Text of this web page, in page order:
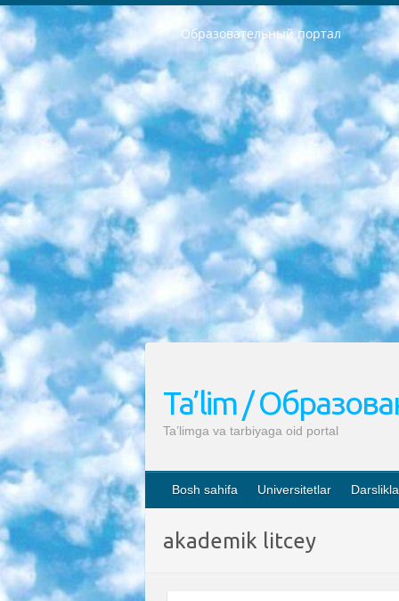
Образовательный портал
РЕСПУБЛИКА УЗБЕКИСТАН МИНИСТРЕРСТВО ДОШКОЛЬНОГО И ШКОЛЬНОГО ОБРАЗОВАНИЯ КОМАНДА в общеобразовательных учреждениях в 2023-2024 учебном году организация и проведение итоговой государственной аттестации обучающихся о Министра дошкольного и школьного образования Республики Узбекистан от 4 марта 2008 года (постановлением Минюста от 20 марта 2008 года № 1778 государственной регистрации) «Итоговое состояние учащихся общего среднего образования на основании положения об утверждении положения об аттестации общего среднего образования выпускной экзамен студентов в образовательных учреждениях в 2023-2024 учебном году В целях организации и прохождения аттестации приказываю: 1. Следующее: перечень предметов, по которым будет проводиться итоговая государственная аттестация и экзамен формы перевода согласно приложению 1; сертификаты международного образца, оценивающие уровень владения иностранными языками перечень согласно приложению 2; 2. Педагогический при специализированных образовательных учреждениях. научно-практический центр квалификации и международной оценки (Д.Давидова) 2024 г. До 25 марта: задания по предметам, по которым будет проводиться итоговая аттестация разработка и утверждение технических условий; итоговая аттестация на основании разработанного предметного задания разработка вопросов по предметам (устно и письменно), экзамен передача; общеобразовательные средние школы и специальные учебные заведения учащиеся выпускных классов школ и интернатов в агентской системе подготовка базы данных экзаменационных материалов и критериев оценки; перевод базы экзаменационных материалов на все языки обучения подать в Республиканский образовательный центр для изготовления; варианты экзаменов на основе разработанных контрольных материалов пусть будут поставлены задачи формирования. 3. Республиканский образовательный центр (Ш.Худайкулов) до 5 апреля 2024 года. до: база данных предоставленных экзаменационных материалов на все языки обучения перевод и экспертиза; для слепых, слабовидящих, глухих, слабослышащих и умственно отсталых детей учащиеся выпускных классов специализированных школ и школ-интернатов база данных экзаменационных материалов на всех преподаваемых языках подготовка критериев оценки; специализированные школы для умственно отсталых детей и технологии для учащихся выпускных классов школ-интернатов разработка соответствующих рекомендаций и критериев проведения ЕГЭ по естествознанию давать задания. 4. Педагогический при
Ta’lim /
Ta’limga va tarbiyaga oid portal
Bosh sahifa Universitetlar
akademik litcey